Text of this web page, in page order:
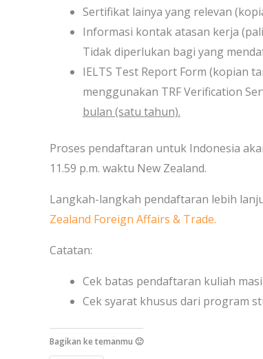
Sertifikat lainya yang relevan
Informasi kontak atasan kerja
Tidak diperlukan bagi yang
IELTS Test Report Form (kopian
menggunakan TRF Verification
bulan (satu tahun).
Proses pendaftaran untuk Indonesia
11.59 p.m. waktu New Zealand.
Langkah-langkah pendaftaran lebih
Zealand Foreign Affairs & Trade.
Catatan:
Cek batas pendaftaran kuliah
Cek syarat khusus dari program
Bagikan ke temanmu 🙂